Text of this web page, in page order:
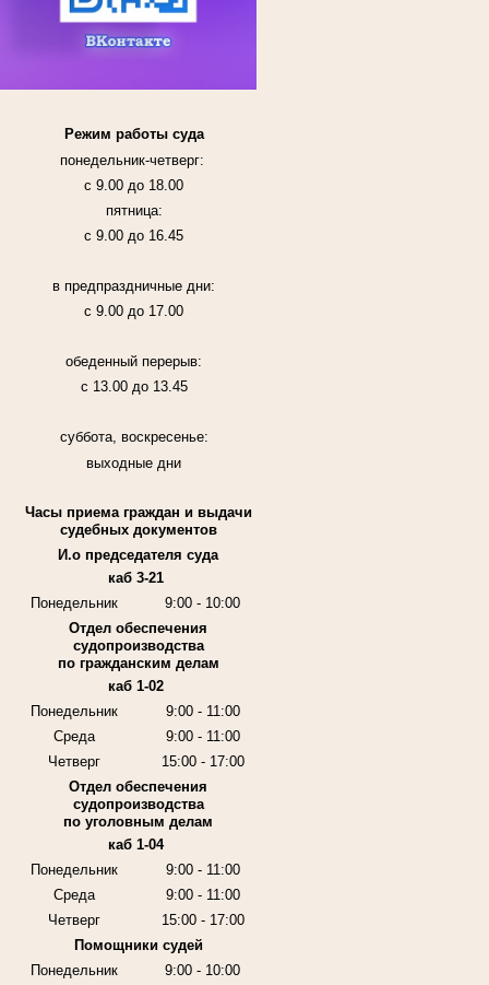
Режим работы суда
понедельник-четверг:
с 9.00 до 18.00
пятница:
с 9.00 до 16.45
в предпраздничные дни:
с 9.00 до 17.00
обеденный перерыв:
с 13.00 до 13.45
суббота, воскресенье:
выходные дни
Часы приема граждан и выдачи
судебных документов
И.о председателя суда
каб 3-21
Понедельник
9:00 - 10:00
Отдел обеспечения
судопроизводства
по гражданским делам
каб 1-02
Понедельник
9:00 - 11:00
Среда
9:00 - 11:00
Четверг
15:00 - 17:00
Отдел обеспечения
судопроизводства
по уголовным делам
каб 1-04
Понедельник
9:00 - 11:00
Среда
9:00 - 11:00
Четверг
15:00 - 17:00
Помощники судей
Понедельник
9:00 - 10:00